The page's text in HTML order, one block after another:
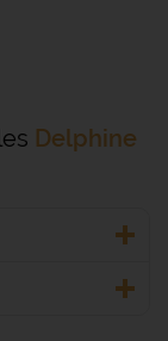
Delphine